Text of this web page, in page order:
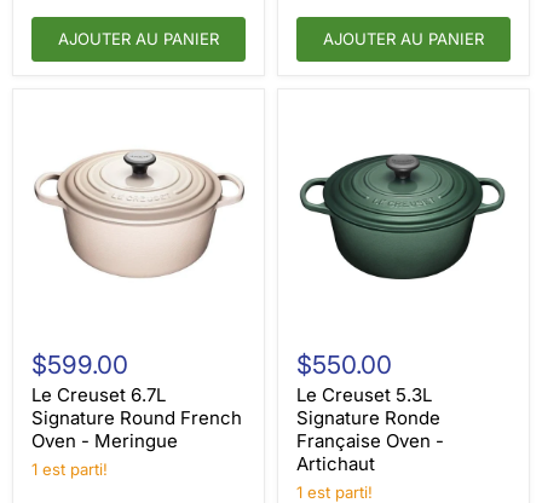
AJOUTER AU PANIER AJOUTER AU PANIER
Creuset
6.7L
Signature
Round
French
Oven
-
$599.00
Le Creuset 6.7L
Signature Round French
Oven - Meringue
1 est parti!
Creuset
5.3L
Signature
Ronde
Française
Oven
-
Artichaut
$550.00
Le Creuset 5.3L
Signature Ronde
Française Oven -
Artichaut
1 est parti!